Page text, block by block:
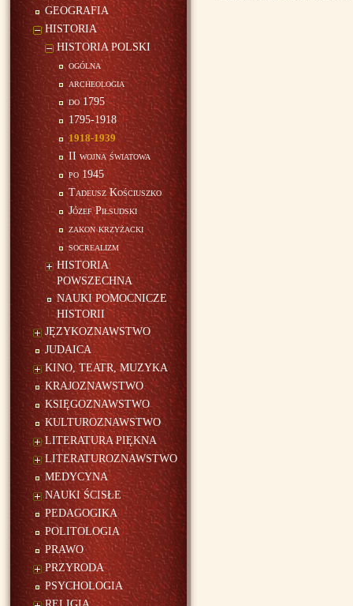
GEOGRAFIA
HISTORIA
HISTORIA POLSKI
ogólna
archeologia
do 1795
1795-1918
1918-1939
II wojna światowa
po 1945
Tadeusz Kościuszko
Józef Piłsudski
zakon krzyżacki
socrealizm
HISTORIA
POWSZECHNA
NAUKI POMOCNICZE
HISTORII
JĘZYKOZNAWSTWO
JUDAICA
KINO, TEATR, MUZYKA
KRAJOZNAWSTWO
KSIĘGOZNAWSTWO
KULTUROZNAWSTWO
LITERATURA PIĘKNA
LITERATUROZNAWSTWO
MEDYCYNA
NAUKI ŚCISŁE
PEDAGOGIKA
POLITOLOGIA
PRAWO
PRZYRODA
PSYCHOLOGIA